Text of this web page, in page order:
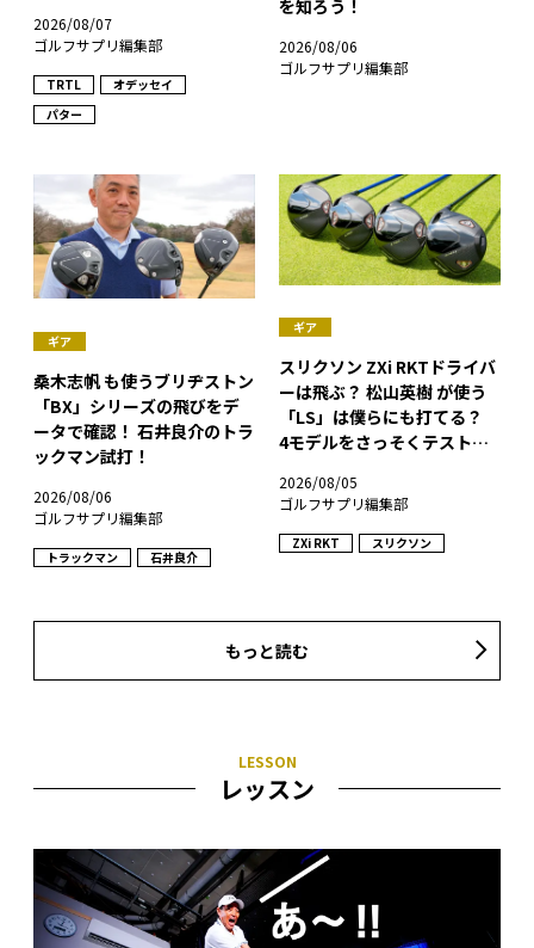
2026/08/07
ゴルフサプリ編集部
TRTL
オデッセイ
パター
を知ろう！
2026/08/06
ゴルフサプリ編集部
ギア
桑木志帆 も使うブリヂストン
「BX」シリーズの飛びをデ
ータで確認！ 石井良介のトラ
ックマン試打！
2026/08/06
ゴルフサプリ編集部
トラックマン 石井良介
ギア
スリクソン ZXi RKTドライバ
ーは飛ぶ？ 松山英樹 が使う
「LS」は僕らにも打てる？
4モデルをさっそくテストし
2026/08/05
ゴルフサプリ編集部
ZXi RKT スリクソン
もっと読む
レッスン